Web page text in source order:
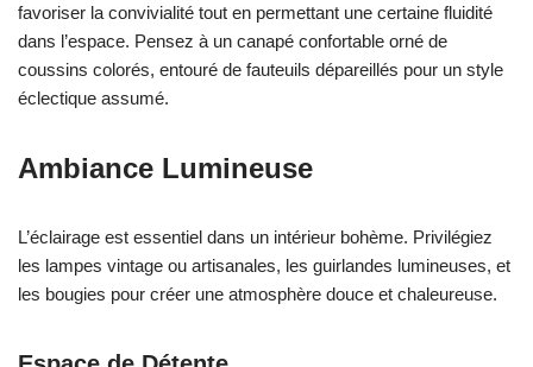
favoriser la convivialité tout en permettant une certaine fluidité
dans l’espace. Pensez à un canapé confortable orné de
coussins colorés, entouré de fauteuils dépareillés pour un style
éclectique assumé.
Ambiance Lumineuse
L’éclairage est essentiel dans un intérieur bohème. Privilégiez
les lampes vintage ou artisanales, les guirlandes lumineuses, et
les bougies pour créer une atmosphère douce et chaleureuse.